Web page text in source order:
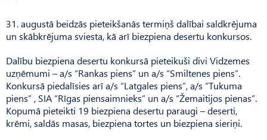
31. augustā beidzās pieteikšanās termiņš dalībai saldkrējuma
un skābkrējuma sviesta, kā arī biezpiena desertu konkursos.
Dalību biezpiena desertu konkursā pieteikuši divi Vidzemes
uzņēmumi – a/s “Rankas piens” un a/s “Smiltenes piens”.
Konkursā piedalīsies arī a/s “Latgales piens”, a/s “Tukuma
piens” , SIA “Rīgas piensaimnieks” un a/s “Žemaitijos pienas”.
Kopumā pieteikti 19 biezpiena desertu paraugi – deserti,
krēmi, saldās masas, biezpiena tortes un biezpiena sieriņi.